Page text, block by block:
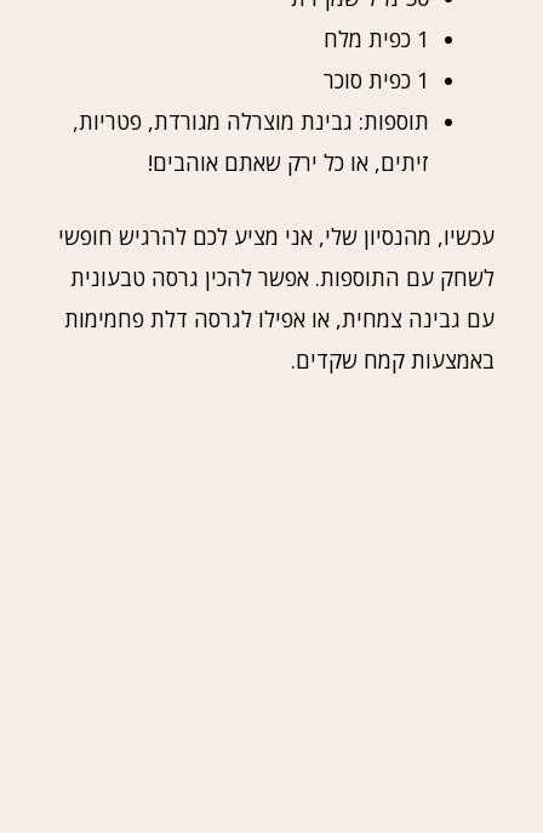
1 כפית מלח
1 כפית סוכר
תוספות: גבינת מוצרלה מגורדת, פטריות,
זיתים, או כל ירק שאתם אוהבים!
עכשיו, מהנסיון שלי, אני מציע לכם להרגיש חופשי
לשחק עם התוספות. אפשר להכין גרסה טבעונית
עם גבינה צמחית, או אפילו לגרסה דלת פחמימות
באמצעות קמח שקדים.